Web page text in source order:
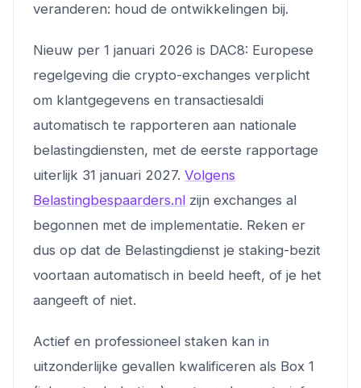
veranderen: houd de ontwikkelingen bij.
Nieuw per 1 januari 2026 is DAC8: Europese
regelgeving die crypto-exchanges verplicht
om klantgegevens en transactiesaldi
automatisch te rapporteren aan nationale
belastingdiensten, met de eerste rapportage
uiterlijk 31 januari 2027. Volgens
Belastingbespaarders.nl zijn exchanges al
begonnen met de implementatie. Reken er
dus op dat de Belastingdienst je staking-bezit
voortaan automatisch in beeld heeft, of je het
aangeeft of niet.
Actief en professioneel staken kan in
uitzonderlijke gevallen kwalificeren als Box 1